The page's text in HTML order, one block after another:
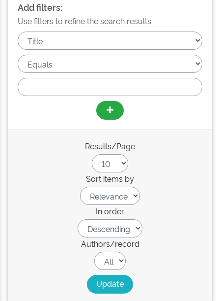
Add filters:
Use filters to refine the search results.
Results/Page
Sort items by
In order
Authors/record